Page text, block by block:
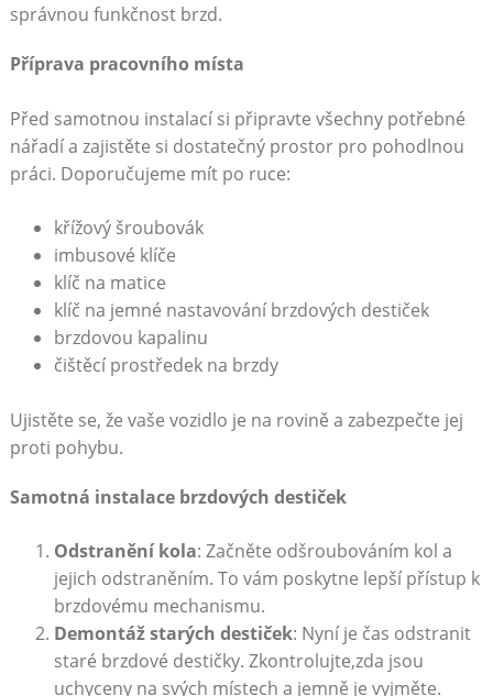
správnou funkčnost brzd.‍
Příprava pracovního místa
Před samotnou instalací si připravte všechny potřebné
nářadí a zajistěte si dostatečný prostor pro pohodlnou
práci. Doporučujeme mít po ruce:
křížový šroubovák
imbusové‍ klíče
klíč na matice
klíč na jemné nastavování brzdových destiček
brzdovou ⁢kapalinu
čištěcí prostředek na brzdy
Ujistěte se, že vaše‌ vozidlo je​ na rovině a zabezpečte‌ jej
proti pohybu.
Samotná instalace brzdových destiček
Odstranění kola: Začněte odšroubováním kol a
jejich odstraněním. To vám poskytne‍ lepší přístup k
brzdovému mechanismu.
Demontáž​ starých destiček:⁢ Nyní je čas odstranit
staré brzdové destičky. Zkontrolujte,zda jsou
uchyceny na svých místech a⁢ jemně je vyjměte.